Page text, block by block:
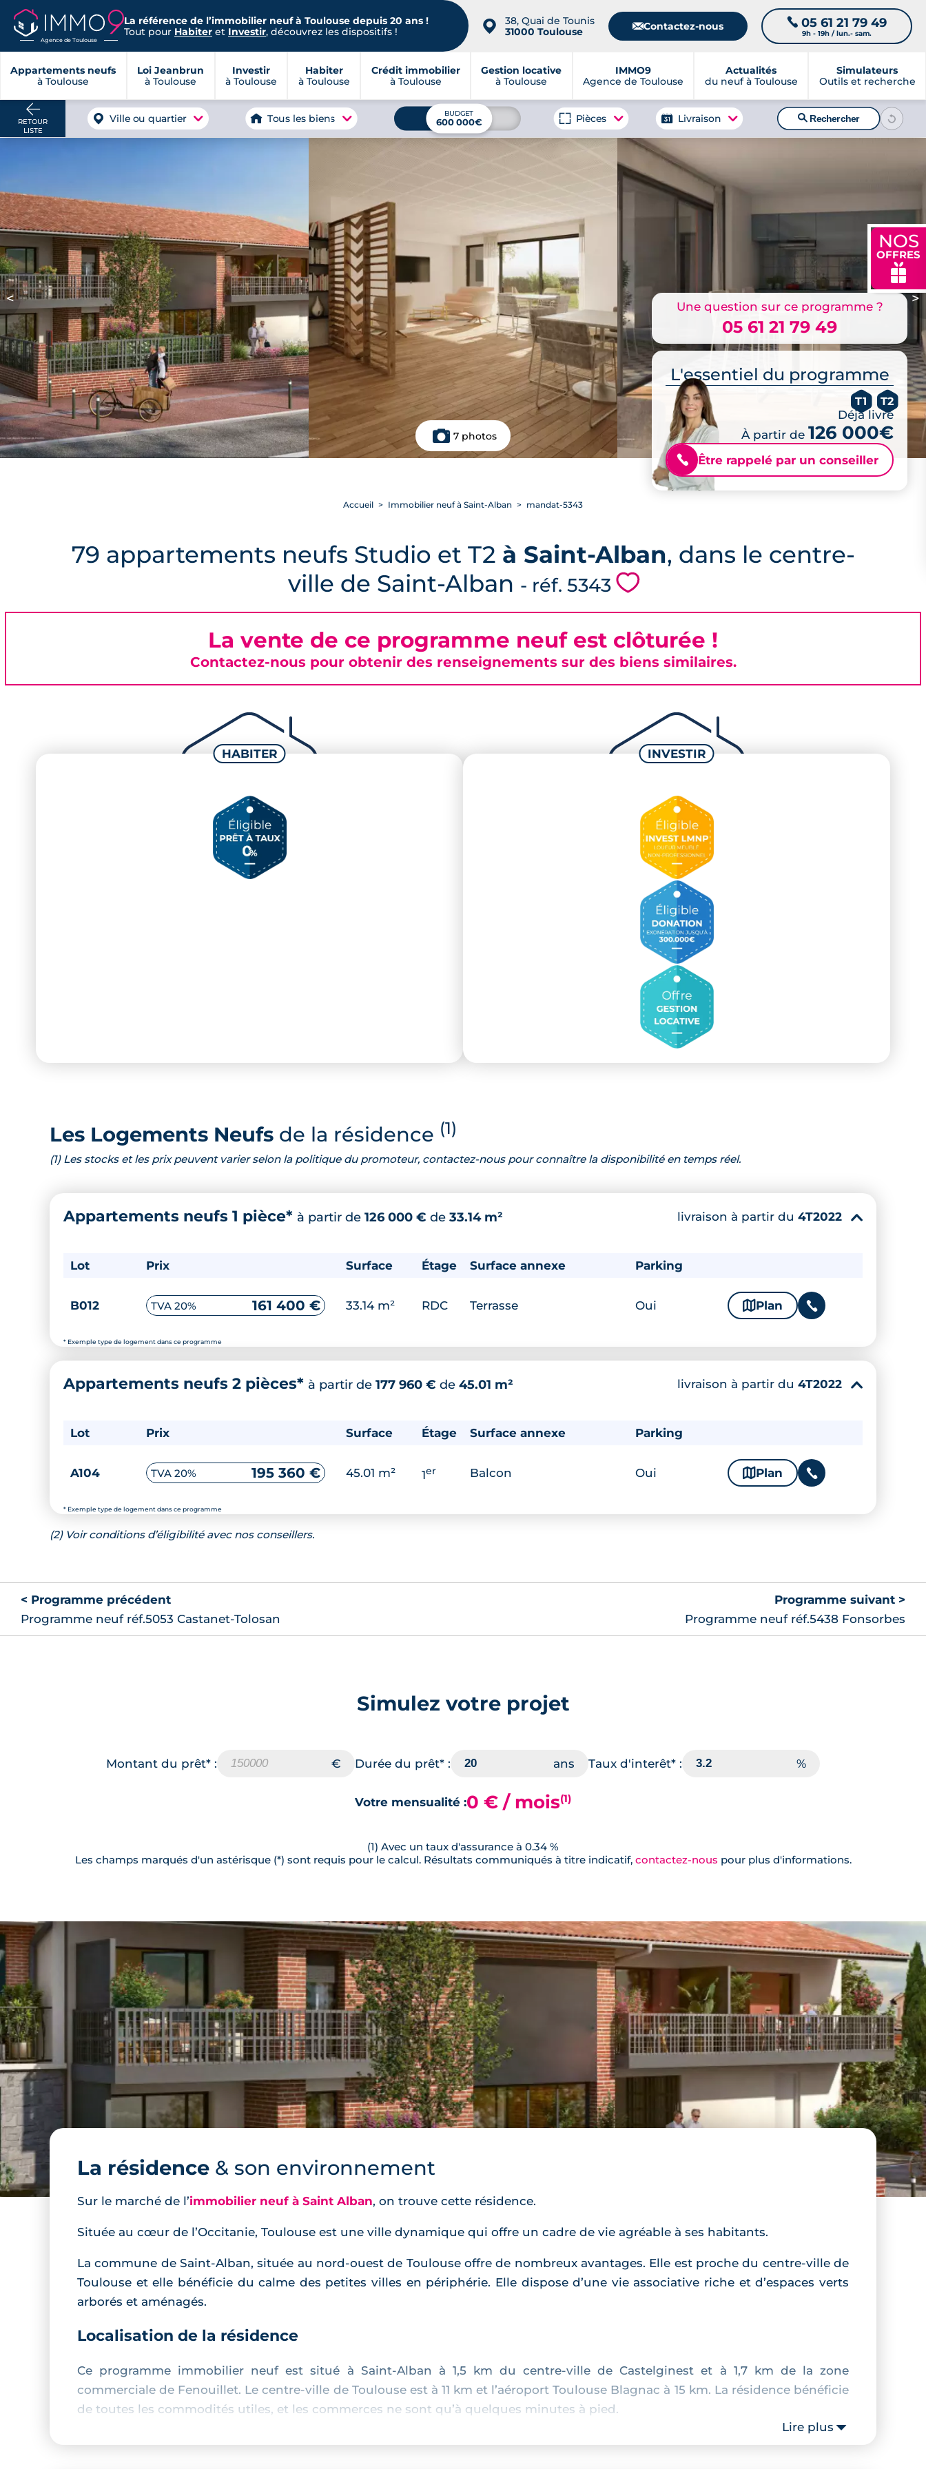
Agence de Toulouse
La référence de l’immobilier neuf à Toulouse depuis 20 ans !
Tout pour Habiter et Investir, découvrez les dispositifs ! 📍
38, Quai de Tounis
31000 Toulouse
📧Contactez-nous 📞 05 61 21 79 49
9h - 19h / lun.- sam.
Appartements neufs
à Toulouse
Loi Jeanbrun
à Toulouse
Investir
à Toulouse
Habiter
à Toulouse
Crédit immobilier
à Toulouse
Gestion locative
à Toulouse
IMMO9
Agence de Toulouse
Actualités
du neuf à Toulouse
Simulateurs
Outils et recherche
NOS
OFFRES
🎁
RETOUR
LISTE
Ville ou quartier Tous les biens BUDGET
600 000€ Pièces Livraison 🔍Rechercher
< >
7 photos
Une question sur ce programme ?
05 61 21 79 49
L'essentiel du programme
T1 T2
Déjà livré
À partir de 126 000€
📞 Être rappelé par un conseiller
Accueil Immobilier neuf à Saint-Alban mandat-5343
79 appartements neufs Studio et T2 à Saint-Alban, dans le centre-
ville de Saint-Alban - réf. 5343 💗
La vente de ce programme neuf est clôturée !
Contactez-nous pour obtenir des renseignements sur des biens similaires.
Les Logements Neufs de la résidence (1)
(1) Les stocks et les prix peuvent varier selon la politique du promoteur, contactez-nous pour connaître la disponibilité en temps réel.
Appartements neufs 1 pièce* à partir de 126 000 € de 33.14 m²
* Exemple type de logement dans ce programme
livraison à partir du 4T2022 ▾
Lot Prix Surface Étage Surface annexe Parking
B012 TVA 20% 161 400 € 33.14 m² RDC Terrasse Oui 🗞 Plan 📞
Appartements neufs 2 pièces* à partir de 177 960 € de 45.01 m²
* Exemple type de logement dans ce programme
livraison à partir du 4T2022 ▾
Lot Prix Surface Étage Surface annexe Parking
A104 TVA 20% 195 360 € 45.01 m² 1er Balcon Oui 🗞 Plan 📞
(2) Voir conditions d’éligibilité avec nos conseillers.
< Programme précédent
Programme neuf réf.5053 Castanet-Tolosan
Programme suivant >
Programme neuf réf.5438 Fonsorbes
Simulez votre projet
Montant du prêt* : Durée du prêt* : Taux d'interêt* :
Votre mensualité :0 € / mois(1)
(1) Avec un taux d'assurance à 0.34 %
Les champs marqués d'un astérisque (*) sont requis pour le calcul. Résultats communiqués à titre indicatif, contactez-nous pour plus d'informations.
La résidence & son environnement
Sur le marché de l’immobilier neuf à Saint Alban, on trouve cette résidence.
Située au cœur de l’Occitanie, Toulouse est une ville dynamique qui offre un cadre de vie agréable à ses habitants.
La commune de Saint-Alban, située au nord-ouest de Toulouse offre de nombreux avantages. Elle est proche du centre-ville de
Toulouse et elle bénéficie du calme des petites villes en périphérie. Elle dispose d’une vie associative riche et d’espaces verts
arborés et aménagés.
Localisation de la résidence
Ce programme immobilier neuf est situé à Saint-Alban à 1,5 km du centre-ville de Castelginest et à 1,7 km de la zone
commerciale de Fenouillet. Le centre-ville de Toulouse est à 11 km et l’aéroport Toulouse Blagnac à 15 km. La résidence bénéficie
de toutes les commodités utiles, et les commerces ne sont qu’à quelques minutes à pied.
Description de la résidence
Lire plus